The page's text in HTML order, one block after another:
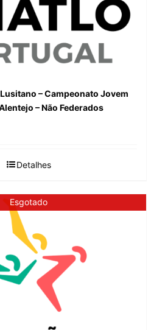
– Campeonato Jovem
– Não Federados
Detalhes
Esgotado